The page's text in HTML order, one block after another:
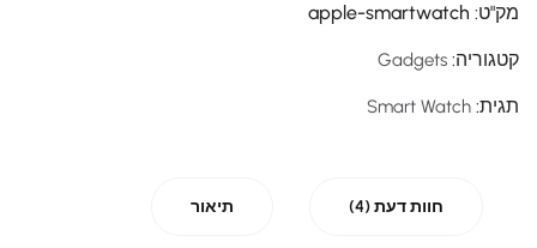
מק"ט: apple-smartwatch
קטגוריה: Gadgets
תגית: Smart Watch
תיאור חוות דעת (4)